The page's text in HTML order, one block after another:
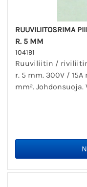
RUUVILIITOSRIMA
R. 5 MM
104191
Ruuviliitin /
r. 5 mm. 300V /
mm². Johdonsuoja.